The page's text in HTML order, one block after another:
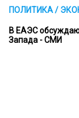
ПОЛИТИКА /
В ЕАЭС
Запада - СМИ